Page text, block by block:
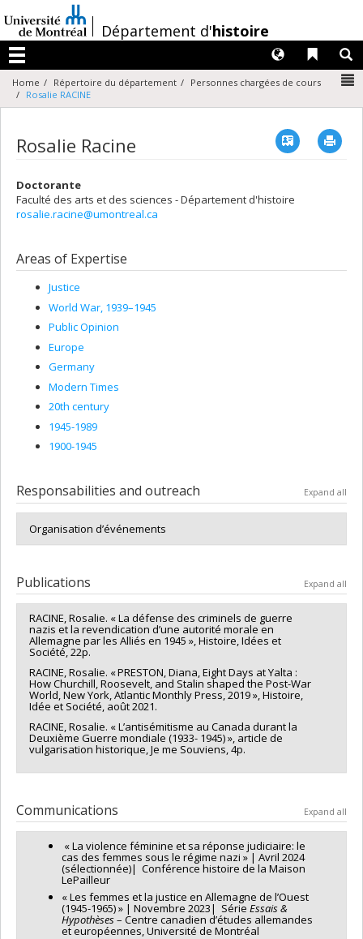
au
contenu
/Département d'histoire
Menu
Liens
Langues
Home Répertoire du département
Personnes chargées de cours
Rosalie RACINE
Rosalie Racine Vcard
Doctorante
Faculté des arts et des sciences - Département d'histoire
rosalie.racine@umontreal.ca
Areas of Expertise
Justice
World War, 1939–1945
Public Opinion
Europe
Germany
Modern Times
20th century
1945-1989
1900-1945
Responsabilities and outreach Expand all
Organisation d’événements
Publications Expand all
RACINE, Rosalie. « La défense des criminels de guerre
nazis et la revendication d’une autorité morale en
Allemagne par les Alliés en 1945 », Histoire, Idées et
Société, 22p.
RACINE, Rosalie. « PRESTON, Diana, Eight Days at Yalta :
How Churchill, Roosevelt, and Stalin shaped the Post-War
World, New York, Atlantic Monthly Press, 2019 », Histoire,
Idée et Société, août 2021.
RACINE, Rosalie. « L’antisémitisme au Canada durant la
Deuxième Guerre mondiale (1933- 1945) », article de
vulgarisation historique, Je me Souviens, 4p.
Communications Expand all
« La violence féminine et sa réponse judiciaire: le
cas des femmes sous le régime nazi » | Avril 2024
(sélectionnée)| Conférence histoire de la Maison
LePailleur
« Les femmes et la justice en Allemagne de l’Ouest
(1945-1965) » | Novembre 2023| Série Essais &
Hypothèses– Centre canadien d’études allemandes
et européennes, Université de Montréal